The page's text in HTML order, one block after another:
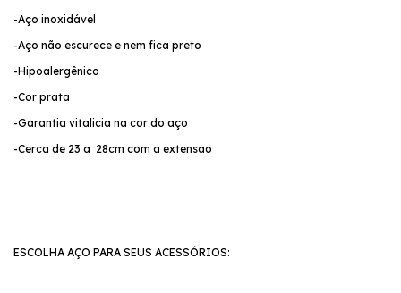
-Aço inoxidável
-Aço não escurece e nem fica preto
-Hipoalergênico
-Cor prata
-Garantia vitalicia na cor do aço
-Cerca de 23 a 28cm com a extensao
ESCOLHA AÇO PARA SEUS ACESSÓRIOS: